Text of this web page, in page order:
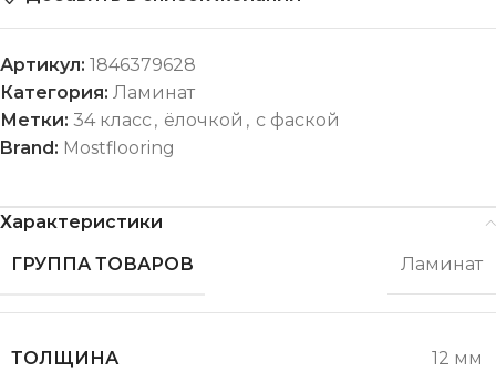
Артикул: 1846379628
Категория: Ламинат
Метки: 34 класс, ёлочкой , с фаской
Brand: Mostflooring
Характеристики
ГРУППА ТОВАРОВ
Ламинат
ТОЛЩИНА 12 мм